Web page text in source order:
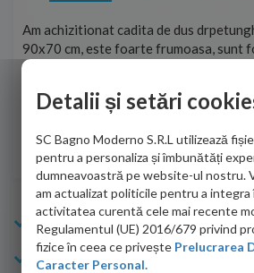
Am achizitionat cadita de dus
90x70 cm, este foarte frumoasa, sunt
de personalul firmei dvs. cu care am
adus coletul in siguranta.Numai bine, va
Sofrone Viviana -28.07.2026
Info Bagno
Cumparaturi
Detalii și setări
SC Bagno Moderno S.R.L utilizează
pentru a personaliza și îmbunătăți
dumneavoastră pe website-ul nostru.
am actualizat politicile pentru a integra
activitatea curentă cele mai recente
Regulamentul (UE) 2016/679 privind
fizice în ceea ce privește Prelucrarea
Caracter Personal.